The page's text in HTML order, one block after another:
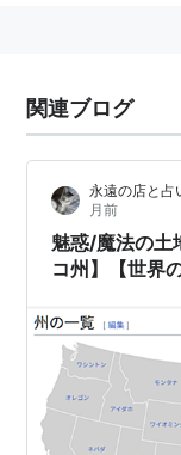
関連ブログ
永遠の店と占
月前
魅惑/魔法の土
コ州】【世界